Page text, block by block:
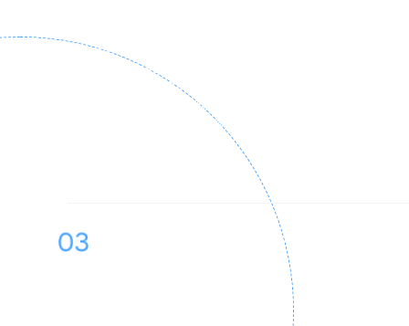
практикующие профессиональные
медиаторы, в том числе
преподаватели программы «Бизнес-
медиация» в НИУ ВШЭ
и занимающие лидирующие позиции
в Центре медиации при РСПП
Поддерживающее поле